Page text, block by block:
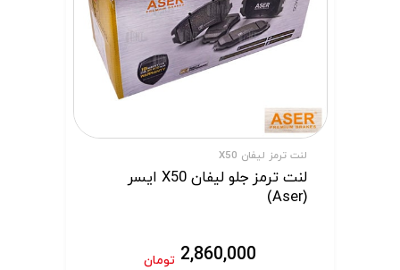
لنت ترمز لیفان X50
لنت ترمز جلو لیفان X50 ایسر
(Aser)
2,860,000 تومان